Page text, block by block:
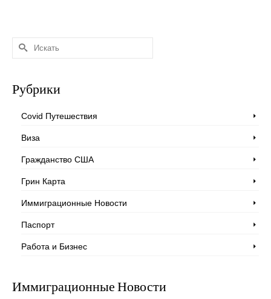
Искать:
Рубрики
Covid Путешествия
Виза
Гражданство США
Грин Карта
Иммиграционные Новости
Паспорт
Работа и Бизнес
Иммиграционные Новости